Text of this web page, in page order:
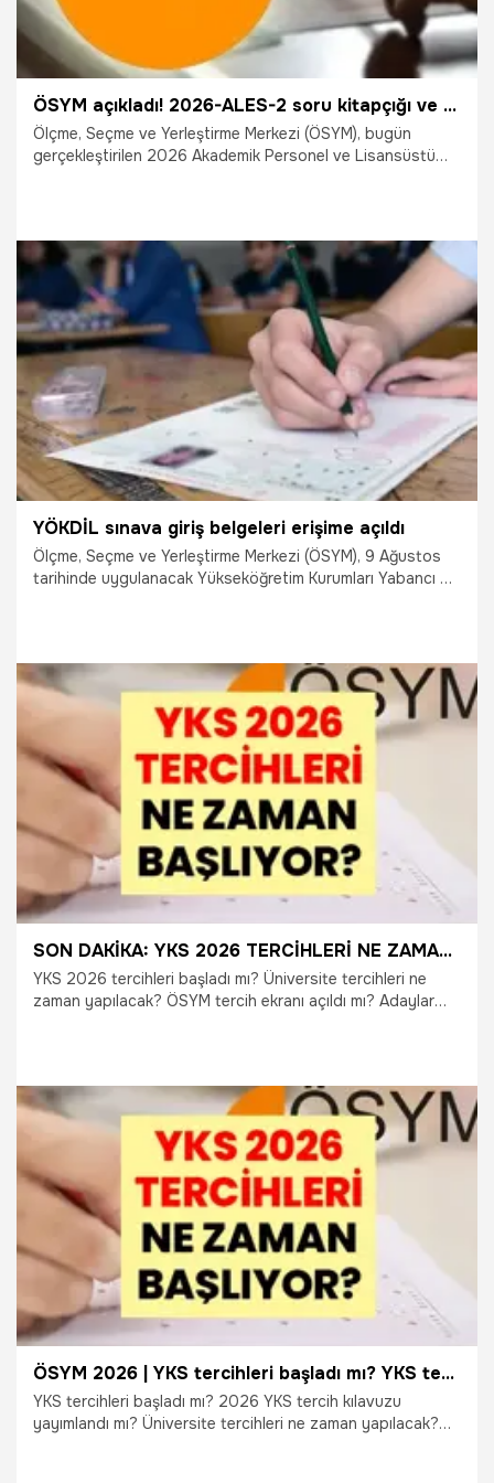
ÖSYM açıkladı! 2026-ALES-2 soru kitapçığı ve cevap anahtarı yayımlandı
Ölçme, Seçme ve Yerleştirme Merkezi (ÖSYM), bugün
gerçekleştirilen 2026 Akademik Personel ve Lisansüstü
2.08.2026 Gündem
YÖKDİL sınava giriş belgeleri erişime açıldı
Ölçme, Seçme ve Yerleştirme Merkezi (ÖSYM), 9 Ağustos
tarihinde uygulanacak Yükseköğretim Kurumları Yabancı Dil
30.07.2026 Gündem
SON DAKİKA: YKS 2026 TERCİHLERİ NE ZAMAN BAŞLIYOR? YKS tercihleri başladı mı? Nasıl tercih yapılır?
YKS 2026 tercihleri başladı mı? Üniversite tercihleri ne
zaman yapılacak? ÖSYM tercih ekranı açıldı mı? Adaylar
üniversite tercihlerinde dikkat edilmesi gereken detaylar.
29.07.2026 Gündem
ÖSYM 2026 | YKS tercihleri başladı mı? YKS tercih kılavuzu yayınlandı mı? ÖSYM sisteminde nasıl tercih yapılır? YKS'de tercih yaparken nelere dikkat edilmeli?
YKS tercihleri başladı mı? 2026 YKS tercih kılavuzu
yayımlandı mı? Üniversite tercihleri ne zaman yapılacak?